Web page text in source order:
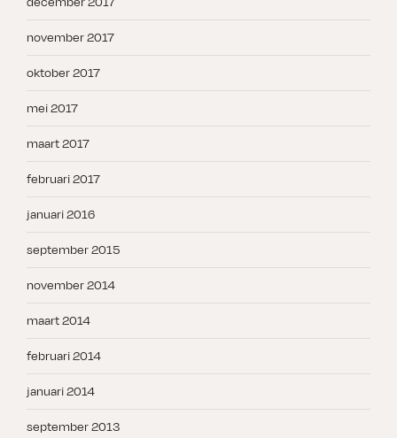
november 2017
oktober 2017
mei 2017
maart 2017
februari 2017
januari 2016
september 2015
november 2014
maart 2014
februari 2014
januari 2014
september 2013